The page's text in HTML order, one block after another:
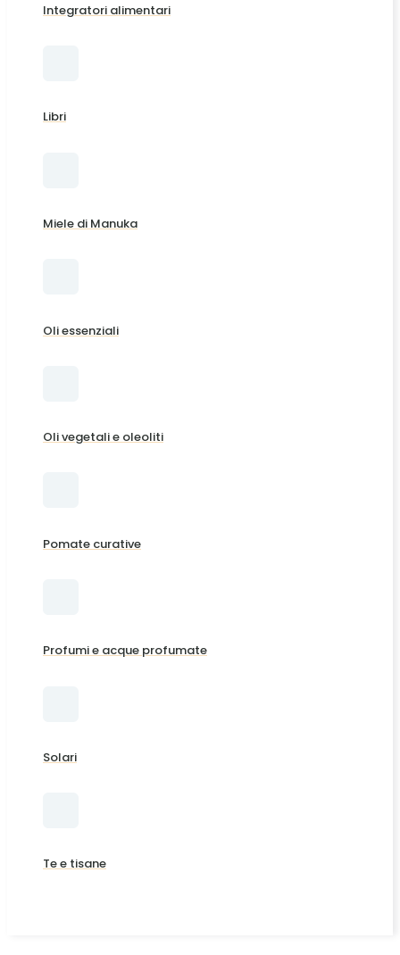
Integratori alimentari
Libri
Miele di Manuka
Oli essenziali
Oli vegetali e oleoliti
Pomate curative
Profumi e acque profumate
Solari
Te e tisane